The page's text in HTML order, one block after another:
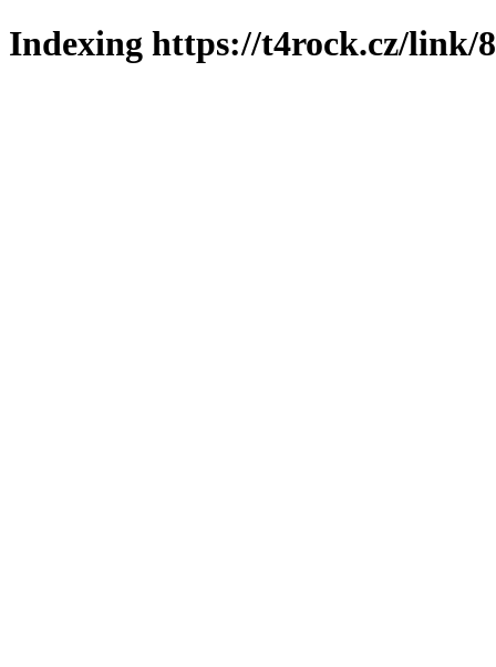
Indexing https://t4rock.cz/link/